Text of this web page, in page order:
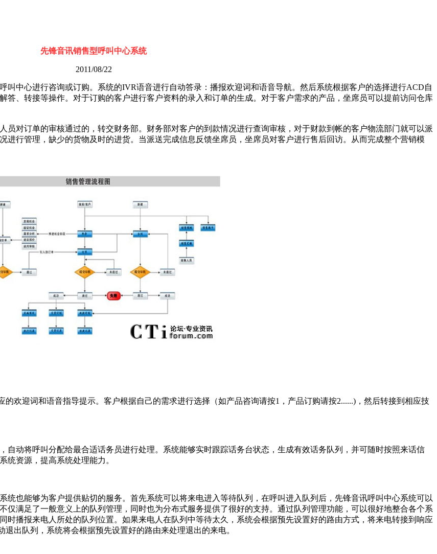
先锋音讯销售型呼叫中心系统
2011/08/22
中心进行咨询或订购。系统的IVR语音进行自动答录：播报欢迎词和语音导航。然后系统根据客户的选择进行ACD自
答、转接等操作。对于订购的客户进行客户资料的录入和订单的生成。对于客户需求的产品，坐席员可以提前访问仓库
对订单的审核通过的，转交财务部。财务部对客户的到款情况进行查询审核，对于财款到帐的客户物流部门就可以派
行管理，缺少的货物及时的进货。当派送完成信息反馈坐席员，坐席员对客户进行售后回访。从而完成整个营销模
迎词和语音指导提示。客户根据自己的需求进行选择（如产品咨询请按1，产品订购请按2......)，然后转接到相应技
动将呼叫分配给最合适话务员进行处理。系统能够实时跟踪话务台状态，生成有效话务队列，并可随时按照来话信
统资源，提高系统处理能力。
也能够为客户提供贴切的服务。首先系统可以将来电进入等待队列，在呼叫进入队列后，先锋音讯呼叫中心系统可以
满足了一般意义上的队列管理，同时也为分布式服务提供了很好的支持。通过队列管理功能，可以很好地整合各个系
播报来电人所处的队列位置。如果来电人在队列中等待太久，系统会根据预先设置好的路由方式，将来电转接到响应
出队列，系统将会根据预先设置好的路由来处理退出的来电。